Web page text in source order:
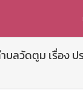
บลวัดตูม เรื่อง